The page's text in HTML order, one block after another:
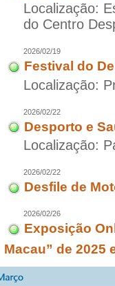
Localização:
do Centro
2026/02/19
Festival do
Localização:
2026/02/22
Desporto e
Localização:
2026/02/22
Desfile de
2026/02/26
Exposição
Macau” de 2025